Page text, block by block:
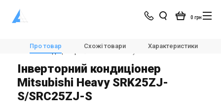
0 грн
Магазин Кондиціонування
Кондиціонери і спліт-системи
Настінні кондиціонери
Про товар Схожі товари Характеристики
Інверторний кондиціонер
Mitsubishi Heavy SRK25ZJ-
S/SRC25ZJ-S